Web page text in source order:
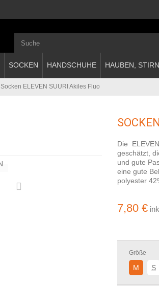
SOCKEN HANDSCHUHE HAUBEN,
Socken ELEVEN SUURI Akiles Fluo
Die
geschätzt,
und gute
eine gute
polyester
7,80 €
Größe
M S